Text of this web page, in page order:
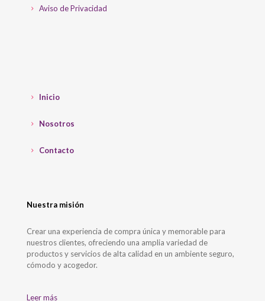
Aviso de Privacidad
Inicio
Nosotros
Contacto
Nuestra misión
Crear una experiencia de compra única y memorable para
nuestros clientes, ofreciendo una amplia variedad de
productos y servicios de alta calidad en un ambiente seguro,
cómodo y acogedor.
Leer más